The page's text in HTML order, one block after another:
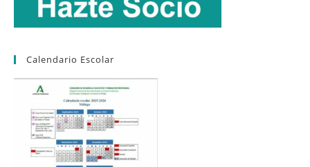
Calendario Escolar